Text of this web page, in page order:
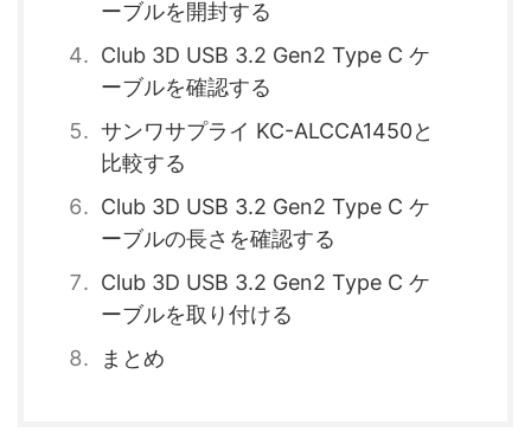
ーブルを開封する
Club 3D USB 3.2 Gen2 Type C ケ
ーブルを確認する
サンワサプライ KC-ALCCA1450と
比較する
Club 3D USB 3.2 Gen2 Type C ケ
ーブルの長さを確認する
Club 3D USB 3.2 Gen2 Type C ケ
ーブルを取り付ける
まとめ